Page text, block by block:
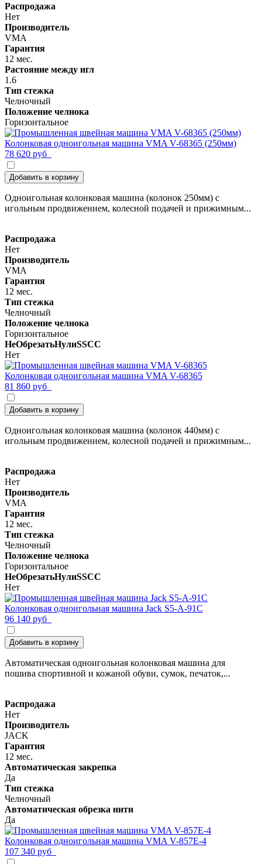
Распродажа
Нет
Производитель
VMA
Гарантия
12 мес.
Растояние между игл
1.6
Тип стежка
Челночный
Положение челнока
Горизонтальное
Колонковая одноигольная машина VMA V-68365 (250мм)
78 620 руб
Добавить в корзину
Одноигольная колонковая машина (колонок 250мм) с
игольным продвижением, колесной подачей и прижимным...
Распродажа
Нет
Производитель
VMA
Гарантия
12 мес.
Тип стежка
Челночный
Положение челнока
Горизонтальное
НеОбрезатьНулиSSCC
Нет
Колонковая одноигольная машина VMA V-68365
81 860 руб
Добавить в корзину
Одноигольная колонковая машина (колонок 440мм) с
игольным продвижением, колесной подачей и прижимным...
Распродажа
Нет
Производитель
VMA
Гарантия
12 мес.
Тип стежка
Челночный
Положение челнока
Горизонтальное
НеОбрезатьНулиSSCC
Нет
Колонковая одноигольная машина Jack S5-A-91C
96 140 руб
Добавить в корзину
Автоматическая одноигольная колонковая машина для
пошива спортивной и кожаной обуви, сумок, печаток,...
Распродажа
Нет
Производитель
JACK
Гарантия
12 мес.
Автоматическая закрепка
Да
Тип стежка
Челночный
Автоматическая обрезка нити
Да
Колонковая одноигольная машина VMA V-857E-4
107 340 руб